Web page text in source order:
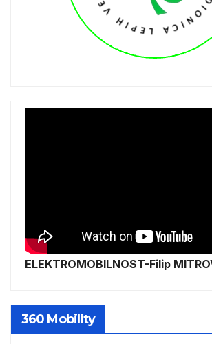
ELEKTROMOBILNOST-Filip
360 Mobility